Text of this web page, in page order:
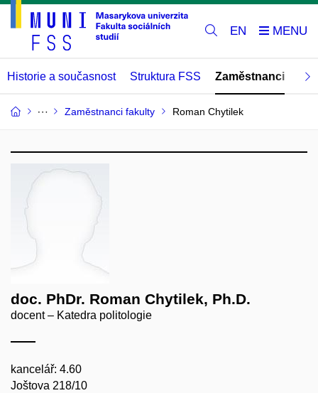
EN
Historie a současnost Struktura FSS Zaměstnanci
Zaměstnanci fakulty Roman Chytilek
doc. PhDr. Roman Chytilek, Ph.D.
docent – Katedra politologie
kancelář: 4.60
Joštova 218/10